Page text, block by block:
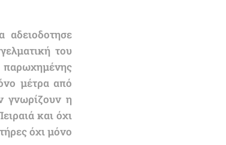
του
παρωχημένης
μέτρα από
γνωρίζουν η
και όχι
όχι μόνο